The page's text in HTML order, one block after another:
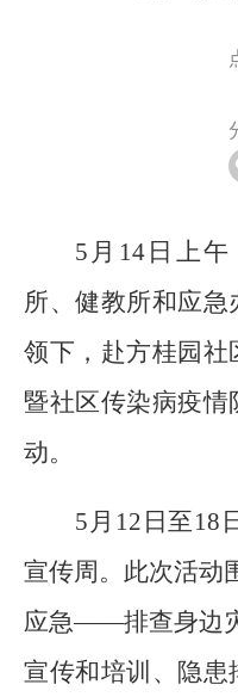
5 月 14日上午
所、 健教所和应急
领下，赴方桂园社
暨社区传染病疫情
动。
5 月 12 日至18
宣传周 。此次活动
应急——排查身边
宣传和培训、隐患